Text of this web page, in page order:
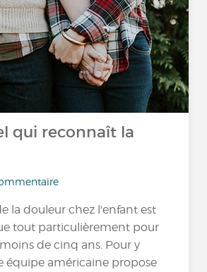
qui reconnaît la
la douleur chez l'enfant est
tout particulièrement pour
de cinq ans. Pour y
équipe américaine propose